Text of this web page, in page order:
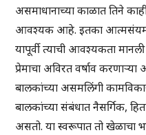
असमाधानाच्या काळात तिने
आवश्यक आहे. इतका आत्मसंयम
यापूर्वी त्याची आवश्यकता
प्रेमाचा अविरत वर्षाव
बालकांच्या असमलिंगी
बालकांच्या संबंधात नैसर्गिक,
असतो. या स्वरूपात तो खेळाचा